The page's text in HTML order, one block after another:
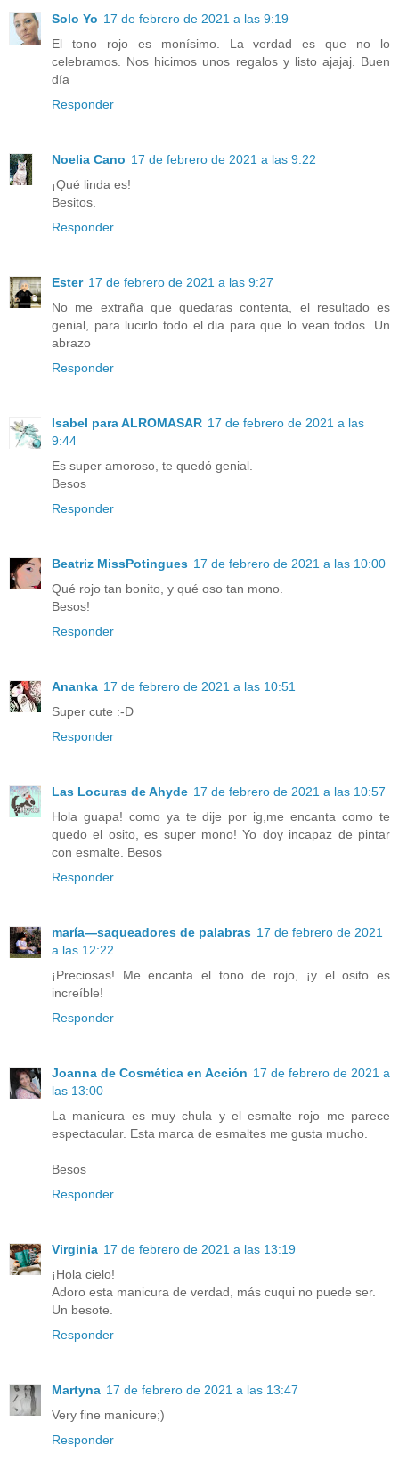
Solo Yo 17 de febrero de 2021 a las 9:19
El tono rojo es monísimo. La verdad es que no lo
celebramos. Nos hicimos unos regalos y listo ajajaj. Buen
día
Responder
Noelia Cano 17 de febrero de 2021 a las 9:22
¡Qué linda es!
Besitos.
Responder
Ester 17 de febrero de 2021 a las 9:27
No me extraña que quedaras contenta, el resultado es
genial, para lucirlo todo el dia para que lo vean todos. Un
abrazo
Responder
Isabel para ALROMASAR 17 de febrero de 2021 a las
9:44
Es super amoroso, te quedó genial.
Besos
Responder
Beatriz MissPotingues 17 de febrero de 2021 a las 10:00
Qué rojo tan bonito, y qué oso tan mono.
Besos!
Responder
Ananka 17 de febrero de 2021 a las 10:51
Super cute :-D
Responder
Las Locuras de Ahyde 17 de febrero de 2021 a las 10:57
Hola guapa! como ya te dije por ig,me encanta como te
quedo el osito, es super mono! Yo doy incapaz de pintar
con esmalte. Besos
Responder
maría—saqueadores de palabras 17 de febrero de 2021
a las 12:22
¡Preciosas! Me encanta el tono de rojo, ¡y el osito es
increíble!
Responder
Joanna de Cosmética en Acción 17 de febrero de 2021 a
las 13:00
La manicura es muy chula y el esmalte rojo me parece
espectacular. Esta marca de esmaltes me gusta mucho.
Besos
Responder
Virginia 17 de febrero de 2021 a las 13:19
¡Hola cielo!
Adoro esta manicura de verdad, más cuqui no puede ser.
Un besote.
Responder
Martyna 17 de febrero de 2021 a las 13:47
Very fine manicure;)
Responder